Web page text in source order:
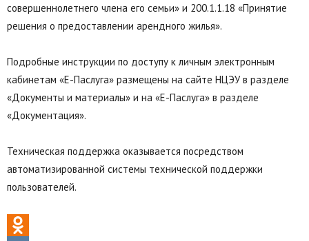
совершеннолетнего члена его семьи» и 200.1.1.18 «Принятие
решения о предоставлении арендного жилья».
Подробные инструкции по доступу к личным электронным
кабинетам «Е-Паслуга» размещены на сайте НЦЭУ в разделе
«Документы и материалы» и на «Е-Паслуга» в разделе
«Документация».
Техническая поддержка оказывается посредством
автоматизированной системы технической поддержки
пользователей.